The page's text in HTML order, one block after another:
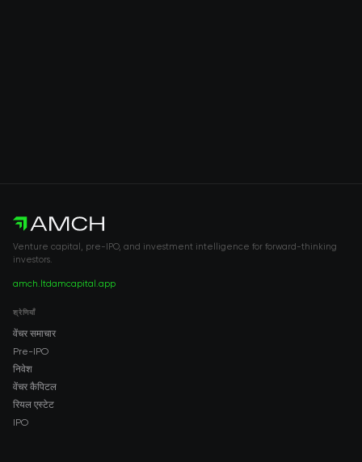
Venture capital, pre-IPO, and investment intelligence for forward-thinking
investors.
amch.ltdamcapital.app
श्रेणियाँ
वेंचर समाचार
Pre-IPO
निवेश
वेंचर कैपिटल
रियल एस्टेट
IPO